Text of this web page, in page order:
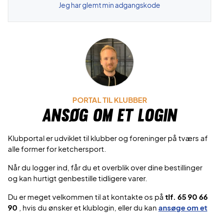
Jeg har glemt min adgangskode
PORTAL TIL KLUBBER
Ansøg om et login
Klubportal er udviklet til klubber og foreninger på tværs af
alle former for ketchersport.
Når du logger ind, får du et overblik over dine bestillinger
og kan hurtigt genbestille tidligere varer.
Du er meget velkommen til at kontakte os på tlf. 65 90 66
90
, hvis du ønsker et klublogin, eller du kan ansøge om et